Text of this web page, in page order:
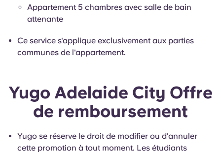
Appartement 5 chambres avec salle de bain
attenante
Ce service s'applique exclusivement aux parties
communes de l'appartement.
Yugo Adelaide City Offre
de remboursement
Yugo se réserve le droit de modifier ou d'annuler
cette promotion à tout moment. Les étudiants